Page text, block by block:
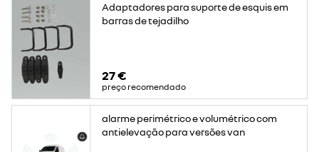
Adaptadores para suporte de esquis em
barras de tejadilho
27 €
preço recomendado
alarme perimétrico e volumétrico com
antielevação para versões van